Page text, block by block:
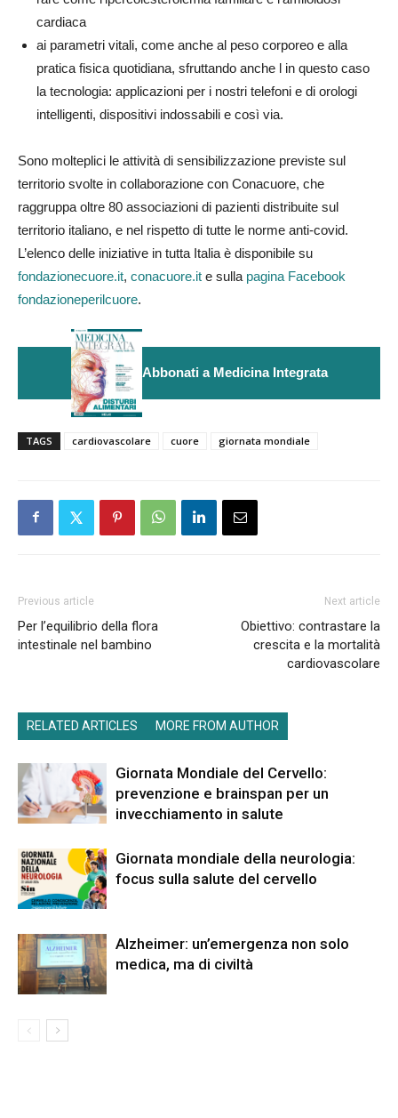
cardiaca
ai parametri vitali, come anche al peso corporeo e alla
pratica fisica quotidiana, sfruttando anche l in questo caso
la tecnologia: applicazioni per i nostri telefoni e di orologi
intelligenti, dispositivi indossabili e così via.
Sono molteplici le attività di sensibilizzazione previste sul
territorio svolte in collaborazione con Conacuore, che
raggruppa oltre 80 associazioni di pazienti distribuite sul
territorio italiano, e nel rispetto di tutte le norme anti-covid.
L’elenco delle iniziative in tutta Italia è disponibile su
fondazionecuore.it, conacuore.it e sulla pagina Facebook
fondazioneperilcuore.
Abbonati a Medicina Integrata
TAGS cardiovascolare cuore giornata mondiale
Previous article
Per l’equilibrio della flora
intestinale nel bambino
Next article
Obiettivo: contrastare la
crescita e la mortalità
cardiovascolare
RELATED ARTICLES MORE FROM AUTHOR
Giornata Mondiale del Cervello:
prevenzione e brainspan per un
invecchiamento in salute
Giornata mondiale della neurologia:
focus sulla salute del cervello
Alzheimer: un’emergenza non solo
medica, ma di civiltà